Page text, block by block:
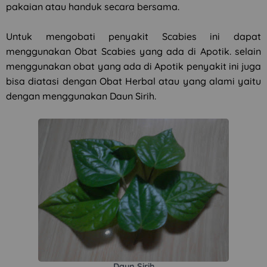
pakaian atau handuk secara bersama.
Untuk mengobati penyakit Scabies ini dapat
menggunakan Obat Scabies yang ada di Apotik. selain
menggunakan obat yang ada di Apotik penyakit ini juga
bisa diatasi dengan Obat Herbal atau yang alami yaitu
dengan menggunakan Daun Sirih.